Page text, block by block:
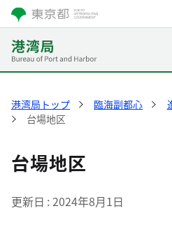
港湾局トップ 臨海副都心
台場地区
台場地区
更新日 2024年8月1日